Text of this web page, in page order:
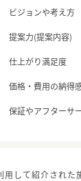
ビジョンや考え方
提案力(提案内容)
仕上がり満足度
価格・費用の納得
保証やアフターサ
して紹介された